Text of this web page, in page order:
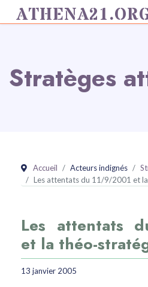
Stratèges
Accueil Acteurs indignés
Les attentats du 11/9/2001 et
Les attentats
et la théo-
13 janvier 2005